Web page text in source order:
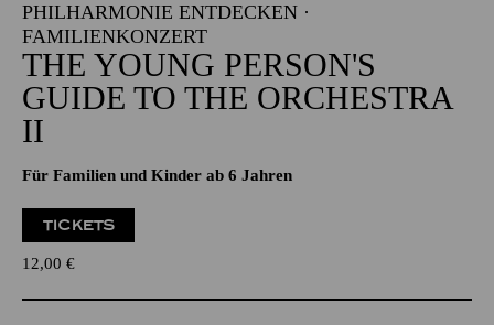
PHILHARMONIE ENTDECKEN ·
FAMILIENKONZERT
THE YOUNG PERSON'S
GUIDE TO THE ORCHESTRA
II
Für Familien und Kinder ab 6 Jahren
TICKETS
12,00 €